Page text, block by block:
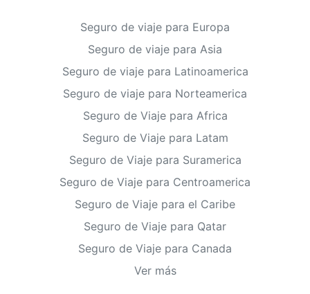
Seguro de viaje para Europa
Seguro de viaje para Asia
Seguro de viaje para Latinoamerica
Seguro de viaje para Norteamerica
Seguro de Viaje para Africa
Seguro de Viaje para Latam
Seguro de Viaje para Suramerica
Seguro de Viaje para Centroamerica
Seguro de Viaje para el Caribe
Seguro de Viaje para Qatar
Seguro de Viaje para Canada
Ver más